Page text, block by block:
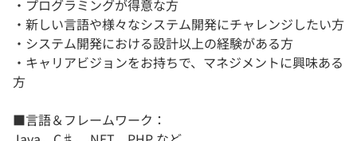
・プログラミングが得意な方
・新しい言語や様々なシステム開発にチャレンジしたい方
・システム開発における設計以上の経験がある方
・キャリアビジョンをお持ちで、マネジメントに興味ある
方
■言語＆フレームワーク：